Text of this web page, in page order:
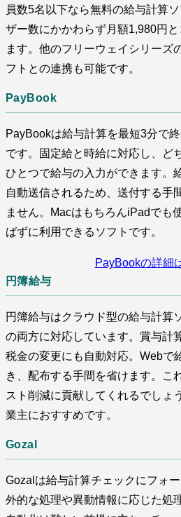
員数5名以下なら無料の給与計算
ザー数にかかわらず月額1,980円
ます。他のフリーウェイシリーズ
フトとの連携も可能です。
PayBook
PayBookは給与計算を最短3分で
です。固定給と時給に対応し、ど
ひとつで給与の入力ができます。
自動送信されるため、送付する手
ません。MacはもちろんiPadでも
ばずに利用できるソフトです。
PayBookの詳細
円簿給与
円簿給与はクラウド型の給与計算
の両方に対応しています。賞与計
税金の変更にも自動対応。Webで
き、配布する手間を省けます。こ
スト削減に貢献してくれるでしょ
業主におすすめです。
Gozal
Gozalは給与計算チェックにフォ
外的な処理や異動情報に応じた処